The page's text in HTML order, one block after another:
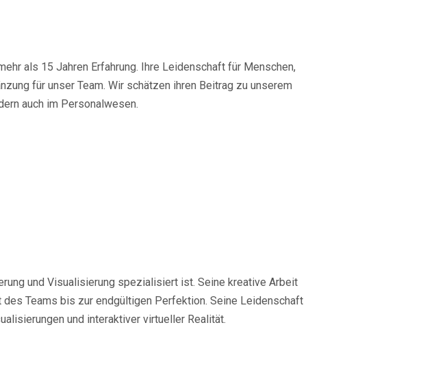
als 15 Jahren Erfahrung. Ihre Leidenschaft für Menschen,
für unser Team. Wir schätzen ihren Beitrag zu unserem
auch im Personalwesen.
und Visualisierung spezialisiert ist. Seine kreative Arbeit
Teams bis zur endgültigen Perfektion. Seine Leidenschaft
und interaktiver virtueller Realität.